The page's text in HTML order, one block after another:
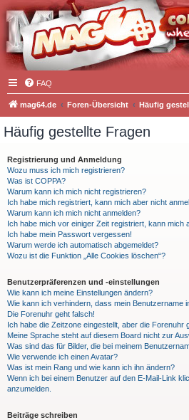
FAQ
mag64.de Foren-Übersicht Häufig
Häufig gestellte Fragen
Registrierung und Anmeldung
Wozu muss ich mich registrieren?
Was ist COPPA?
Warum kann ich mich nicht registrieren?
Ich habe mich registriert, kann mich aber nicht
Warum kann ich mich nicht anmelden?
Ich habe mich vor einiger Zeit registriert, kann mich
Ich habe mein Passwort vergessen!
Warum werde ich automatisch abgemeldet?
Wozu ist die Funktion „Alle Cookies löschen“?
Benutzerpräferenzen und -einstellungen
Wie kann ich meine Einstellungen ändern?
Wie kann ich verhindern, dass mein Benutzername
Die Forenuhr geht falsch!
Ich habe die Zeitzone eingestellt, aber die Forenuhr
Meine Sprache steht auf diesem Board nicht zur
Was sind das für Bilder, die bei meinem
Wie verwende ich einen Avatar?
Was ist mein Rang und wie kann ich ihn ändern?
Wenn ich bei einem Benutzer auf den E-Mail-Link
anzumelden.
Beiträge schreiben